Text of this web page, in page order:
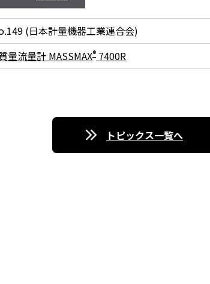
(日本計量機器工業連合会)
量流量計 MASSMAX® 7400R
トピックス一覧へ